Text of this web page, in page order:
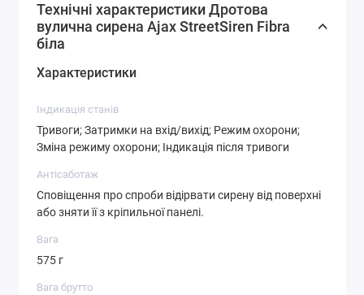
Технічні характеристики Дротова
вулична сирена Ajax StreetSiren Fibra
біла
Характеристики
Індикація станів
Тривоги; Затримки на вхід/вихід; Режим охорони;
Зміна режиму охорони; Індикація після тривоги
Антісаботаж
Сповіщення про спроби відірвати сирену від поверхні
або зняти її з кріпильної панелі.
Вага
575 г
Вага брутто